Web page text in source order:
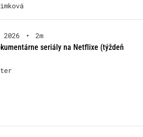
•
2m
seriály na Netflixe (týždeň